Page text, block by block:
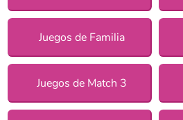
Juegos de Familia
Juegos de Match 3